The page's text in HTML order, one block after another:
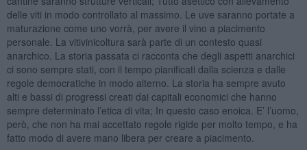
delle viti in modo controllato al massimo. Le uve saranno portate a
maturazione come uno vorrà, per avere il vino a piacimento
personale. La vitivinicoltura sarà parte di un contesto quasi
anarchico. La storia passata ci racconta che degli aspetti anarchici
ci sono sempre stati, con il tempo pianificati dalla scienza e dalle
regole democratiche in modo alterno. La storia ha sempre avuto
alti e bassi di progressi creati dai capitali economici che hanno
sempre determinato l’etica di vita; In questo caso enoica. E’ l’uomo,
però, che non ha mai accettato regole rigide per molto tempo, e ha
fatto modo di avere mano libera per creare a piacimento.